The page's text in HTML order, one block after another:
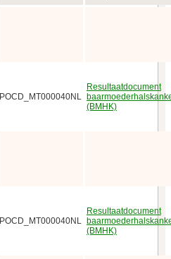
POCD_MT000040NL
Resultaatdocument
(BMHK)
POCD_MT000040NL
Resultaatdocument
(BMHK)